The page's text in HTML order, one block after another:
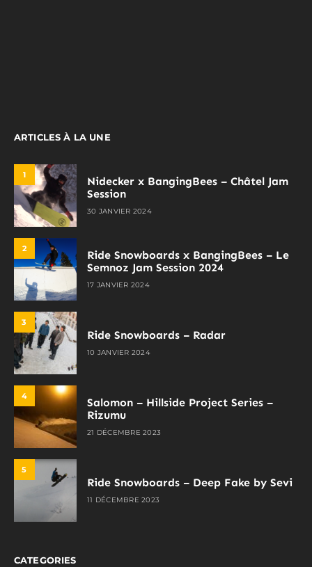
ARTICLES À LA UNE
1
Nidecker x BangingBees – Châtel Jam
Session
30 JANVIER 2024
2
Ride Snowboards x BangingBees – Le
Semnoz Jam Session 2024
17 JANVIER 2024
3
Ride Snowboards – Radar
10 JANVIER 2024
4
Salomon – Hillside Project Series –
Rizumu
21 DÉCEMBRE 2023
5
Ride Snowboards – Deep Fake by Sevi
11 DÉCEMBRE 2023
CATEGORIES